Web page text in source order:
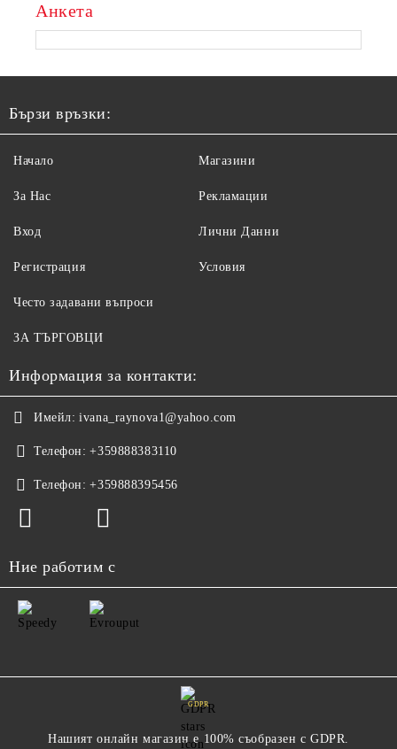
Анкета
Бързи връзки:
Начало
За Нас
Вход
Регистрация
Магазини
Рекламации
Лични Данни
Условия
Често задавани въпроси
ЗА ТЪРГОВЦИ
Информация за контакти:
Имейл: ivana_raynova1@yahoo.com
Телефон: +359888383110
Телефон: +359888395456
Ние работим с
GDPR
Нашият онлайн магазин е 100% съобразен с GDPR.